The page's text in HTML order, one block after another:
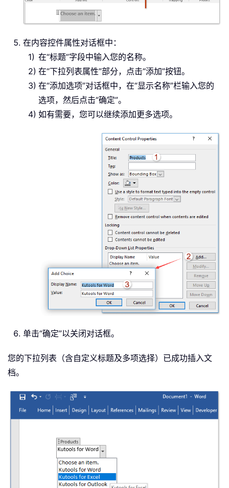
在内容控件属性对话框中：
在“标题”字段中输入您的名称。
在“下拉列表属性”部分，点击“添加”按钮。
在“添加选项”对话框中，在“显示名称”栏输入您的
选项，然后点击“确定”。
如有需要，您可以继续添加更多选项。
单击“确定”以关闭对话框。
您的下拉列表（含自定义标题及多项选择）已成功插入文
档。